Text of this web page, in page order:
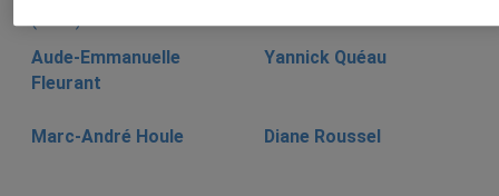
Aude-Emmanuelle
Fleurant
Yannick Quéau
Marc-André Houle Diane Roussel